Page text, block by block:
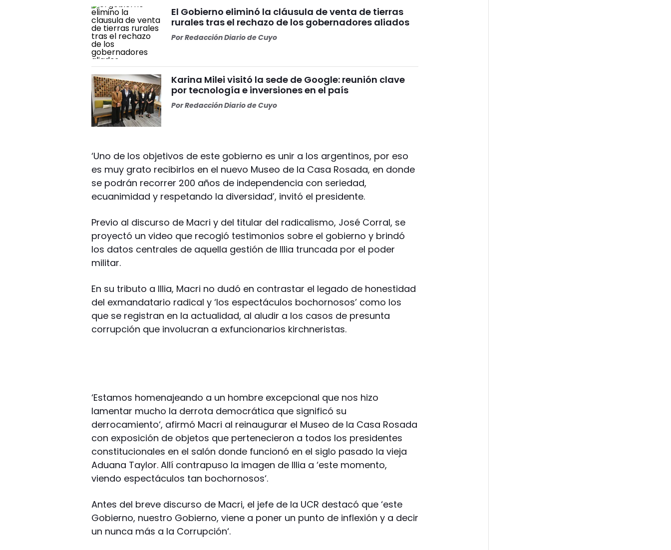
El Gobierno eliminó la cláusula de venta de tierras
rurales tras el rechazo de los gobernadores aliados
PorRedacción Diario de Cuyo
Karina Milei visitó la sede de Google: reunión clave
por tecnología e inversiones en el país
PorRedacción Diario de Cuyo
‘Uno de los objetivos de este gobierno es unir a los argentinos, por eso
es muy grato recibirlos en el nuevo Museo de la Casa Rosada, en donde
se podrán recorrer 200 años de independencia con seriedad,
ecuanimidad y respetando la diversidad’, invitó el presidente.
Previo al discurso de Macri y del titular del radicalismo, José Corral, se
proyectó un video que recogió testimonios sobre el gobierno y brindó
los datos centrales de aquella gestión de Illia truncada por el poder
militar.
En su tributo a Illia, Macri no dudó en contrastar el legado de honestidad
del exmandatario radical y ‘los espectáculos bochornosos’ como los
que se registran en la actualidad, al aludir a los casos de presunta
corrupción que involucran a exfuncionarios kirchneristas.
‘Estamos homenajeando a un hombre excepcional que nos hizo
lamentar mucho la derrota democrática que significó su
derrocamiento‘, afirmó Macri al reinaugurar el Museo de la Casa Rosada
con exposición de objetos que pertenecieron a todos los presidentes
constitucionales en el salón donde funcionó en el siglo pasado la vieja
Aduana Taylor. Allí contrapuso la imagen de Illia a ‘este momento,
viendo espectáculos tan bochornosos‘.
Antes del breve discurso de Macri, el jefe de la UCR destacó que ‘este
Gobierno, nuestro Gobierno, viene a poner un punto de inflexión y a decir
un nunca más a la Corrupción‘.